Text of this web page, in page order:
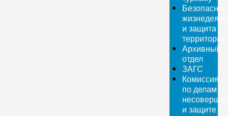
и защита
территорий
Архивный
отдел
ЗАГС
Комиссия
по делам
и защите